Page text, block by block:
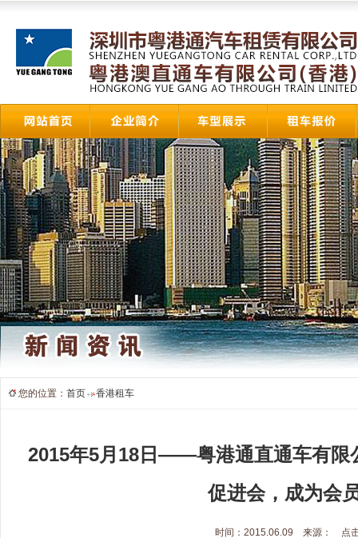
您的位置： 首页 香港租车
2015年5月18日——粤港通直通车有限
促进会，成为会
时间：2015.06.09 来源： 点